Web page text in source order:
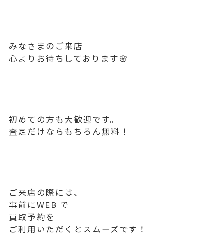
みなさまのご来店
心よりお待ちしております🌸
初めての方も大歓迎です。
査定だけならもちろん無料！
ご来店の際には、
事前にWEB で
買取予約を
ご利用いただくとスムーズです！